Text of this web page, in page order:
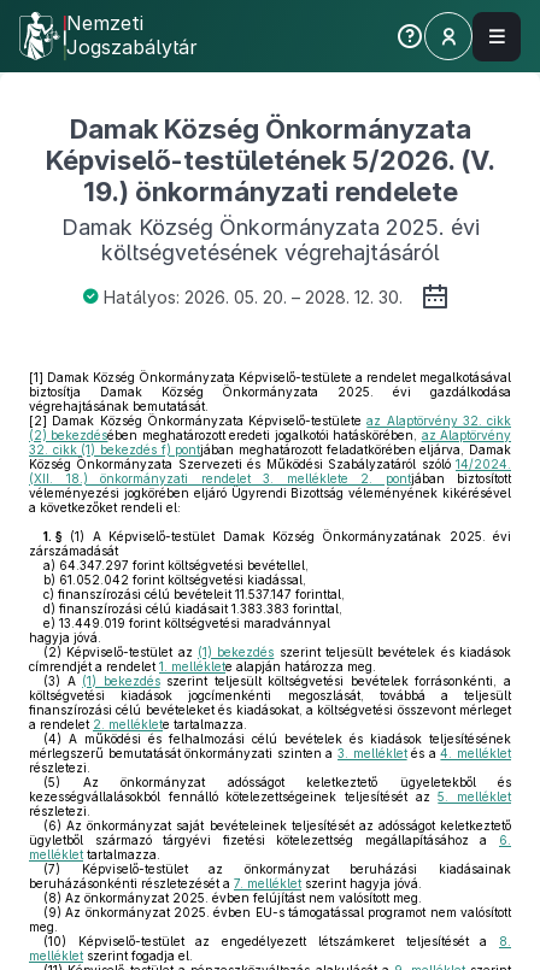
Nemzeti
Jogszabálytár
Damak Község Önkormányzata
Képviselő-testületének 5/2026. (V.
19.) önkormányzati rendelete
Damak Község Önkormányzata 2025. évi
költségvetésének végrehajtásáról
Hatályos: 2026. 05. 20. – 2028. 12. 30.
[1] Damak Község Önkormányzata Képviselő-testülete a rendelet megalkotásával
biztosítja Damak Község Önkormányzata 2025. évi gazdálkodása
végrehajtásának bemutatását.
[2] Damak Község Önkormányzata Képviselő-testületeaz Alaptörvény 32. cikk
(2) bekezdésében meghatározott eredeti jogalkotói hatáskörében, az Alaptörvény
32. cikk (1) bekezdés f) pontjában meghatározott feladatkörében eljárva, Damak
Község Önkormányzata Szervezeti és Működési Szabályzatáról szóló 14/2024.
(XII. 18.) önkormányzati rendelet 3. melléklete 2. pontjában biztosított
véleményezési jogkörében eljáró Ügyrendi Bizottság véleményének kikérésével
a következőket rendeli el:
1. § (1)
A Képviselő-testület Damak Község Önkormányzatának 2025. évi
zárszámadását
a) 64.347.297 forint költségvetési bevétellel,
b) 61.052.042 forint költségvetési kiadással,
c) finanszírozási célú bevételeit 11.537.147 forinttal,
d) finanszírozási célú kiadásait 1.383.383 forinttal,
e) 13.449.019 forint költségvetési maradvánnyal
hagyja jóvá.
(2) Képviselő-testület az (1) bekezdés szerint teljesült bevételek és kiadások
címrendjét a rendelet 1. melléklete alapján határozza meg.
(3) A (1) bekezdésszerint teljesült költségvetési bevételek forrásonkénti, a
költségvetési kiadások jogcímenkénti megoszlását, továbbá a teljesült
finanszírozási célú bevételeket és kiadásokat, a költségvetési összevont mérleget
a rendelet 2. melléklete tartalmazza.
(4) A működési és felhalmozási célú bevételek és kiadások teljesítésének
mérlegszerű bemutatását önkormányzati szinten a 3. mellékletés a4. melléklet
részletezi.
(5) Az önkormányzat adósságot keletkeztető ügyeletekből és
kezességvállalásokból fennálló kötelezettségeinek teljesítését az5. melléklet
részletezi.
(6) Az önkormányzat saját bevételeinek teljesítését az adósságot keletkeztető
ügyletből származó tárgyévi fizetési kötelezettség megállapításához a 6.
melléklet tartalmazza.
(7) Képviselő-testület az önkormányzat beruházási kiadásainak
beruházásonkénti részletezését a 7. melléklet szerint hagyja jóvá.
(8) Az önkormányzat 2025. évben felújítást nem valósított meg.
(9) Az önkormányzat 2025. évben EU-s támogatással programot nem valósított
meg.
(10) Képviselő-testület az engedélyezett létszámkeret teljesítését a 8.
melléklet szerint fogadja el.